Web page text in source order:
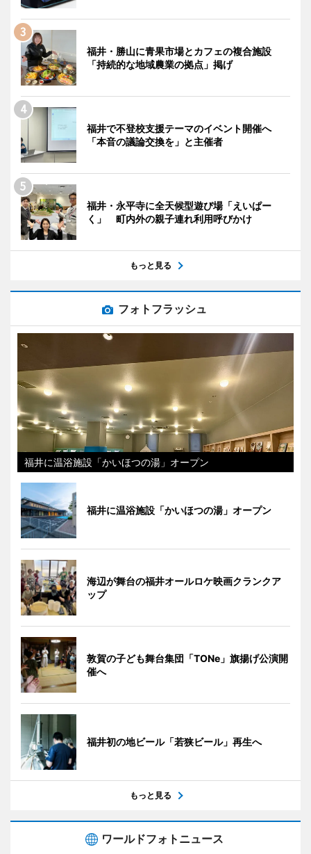
福井・勝山に青果市場とカフェの複合施設
「持続的な地域農業の拠点」掲げ
福井で不登校支援テーマのイベント開催へ
「本音の議論交換を」と主催者
福井・永平寺に全天候型遊び場「えいぱー
く」 町内外の親子連れ利用呼びかけ
もっと見る
フォトフラッシュ
福井に温浴施設「かいほつの湯」オープン
福井に温浴施設「かいほつの湯」オープン
海辺が舞台の福井オールロケ映画クランクア
ップ
敦賀の子ども舞台集団「TONe」旗揚げ公演開
催へ
福井初の地ビール「若狭ビール」再生へ
もっと見る
ワールドフォトニュース